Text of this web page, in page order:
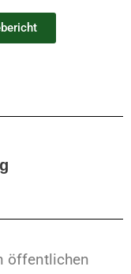
öffentlichen